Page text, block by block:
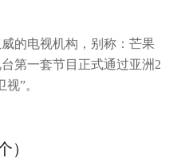
的电视机构，别称：芒果
第一套节目正式通过亚洲2
”。
）